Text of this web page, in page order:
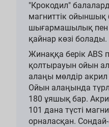
"Крокодил"
магниттік ойыншық
шығармашылық пен
қайнар көзі болады.
Жинаққа берік ABS
қолтырауын ойын
алаңы мөлдір
Ойын алаңында
180 ұяшық бар.
101 дана түсті
орналасқан.